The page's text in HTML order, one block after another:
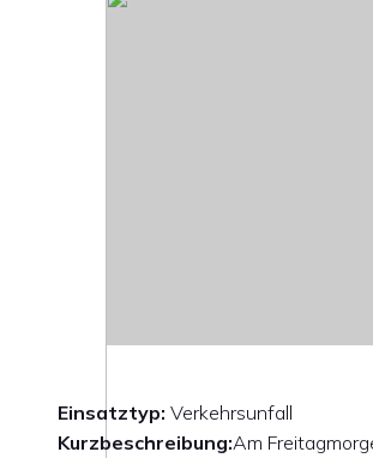
Einsatztyp: Verkehrsunfall
Kurzbeschreibung:Am